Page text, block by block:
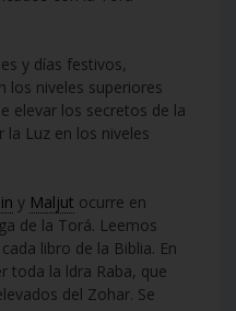
y días festivos,
los niveles superiores
elevar los secretos de la
la Luz en los niveles
y Maljut ocurre en
de la Torá. Leemos
libro de la Biblia. En
toda la ldra Raba, que
del Zohar. Se